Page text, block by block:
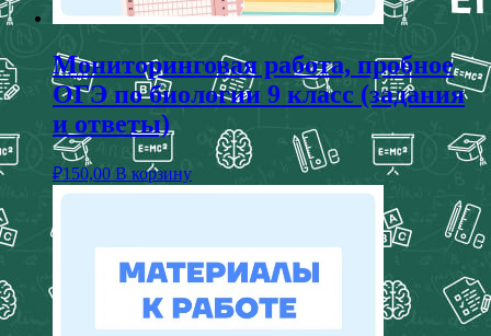
Мониторинговая работа, пробное
ОГЭ по биологии 9 класс (задания
и ответы)
₽150,00 В корзину